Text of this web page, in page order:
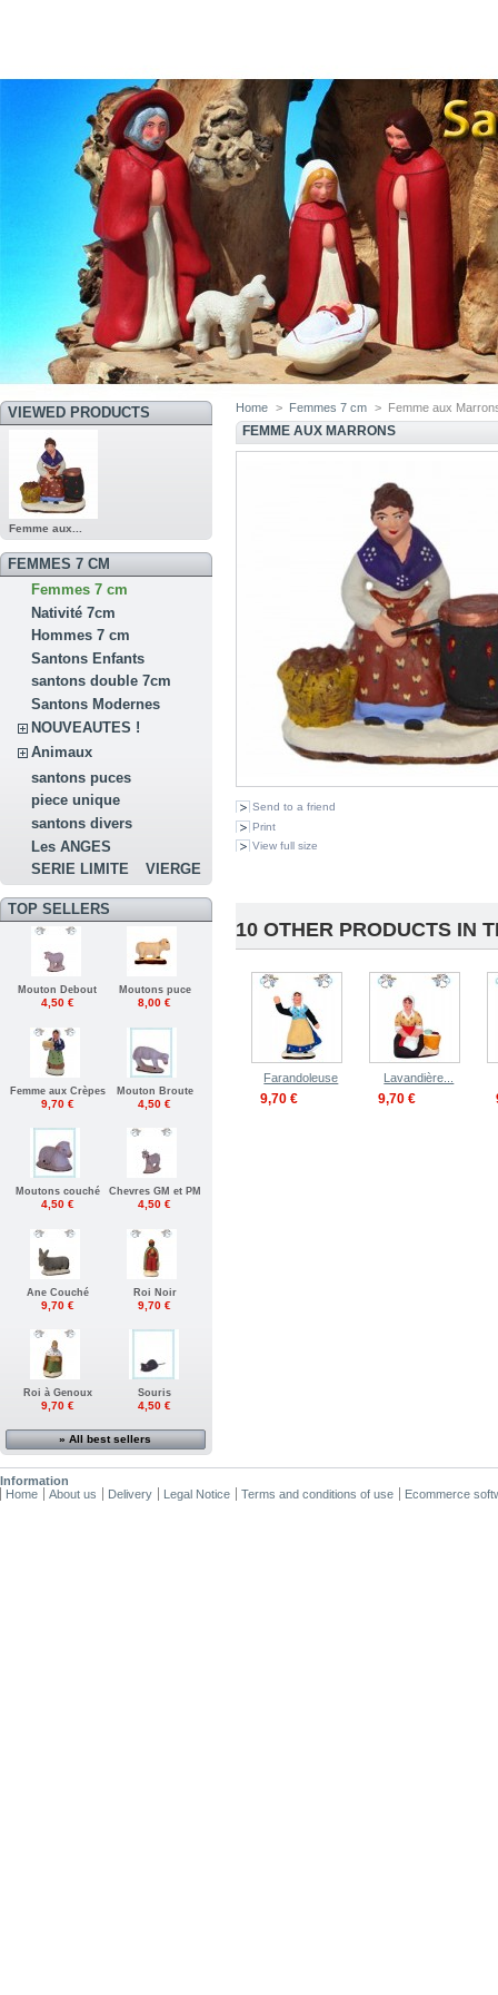
VIEWED PRODUCTS
Femme aux...
FEMMES 7 CM
Femmes 7 cm
Nativité 7cm
Hommes 7 cm
Santons Enfants
santons double 7cm
Santons Modernes
NOUVEAUTES !
Animaux
santons puces
piece unique
santons divers
Les ANGES
SERIE LIMITE
VIERGE
TOP SELLERS
Mouton Debout
4,50 €
Moutons puce
8,00 €
Femme aux Crèpes
9,70 €
Mouton Broute
4,50 €
Moutons couché
4,50 €
Chevres GM et PM
4,50 €
Ane Couché
9,70 €
Roi Noir
9,70 €
Roi à Genoux
9,70 €
Souris
4,50 €
» All best sellers
Home > Femmes 7 cm > Femme aux
FEMME AUX MARRONS
Send to a friend
Print
View full size
10 OTHER PRODUCTS IN
Farandoleuse
9,70 €
Lavandière...
9,70 €
Information
Home
About us Delivery Legal Notice Terms and conditions of use Ecommerce